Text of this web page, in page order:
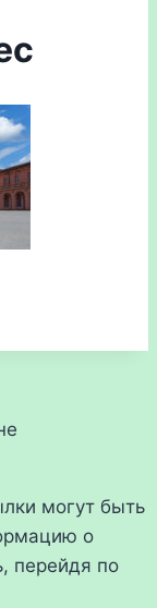
могут быть
о
перейдя по